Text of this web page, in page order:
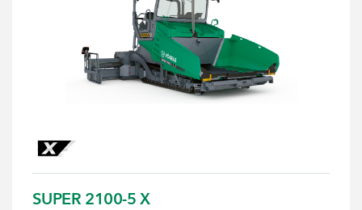
SUPER 2100-5 X